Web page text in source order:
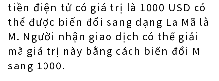
tiền điện tử có giá trị là 1000 USD có
thể được biến đổi sang dạng La Mã là
M. Người nhận giao dịch có thể giải
mã giá trị này bằng cách biến đổi M
sang 1000.